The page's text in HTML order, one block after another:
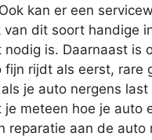
kan er een
dit soort handige
is. Daarnaast is
rijdt als eerst, rare
je auto nergens
meteen hoe je auto
reparatie aan de auto